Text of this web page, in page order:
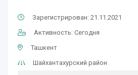
Зарегистрирован: 21.11.2021
Активность: Сегодня
Ташкент
Шайхантахурский район